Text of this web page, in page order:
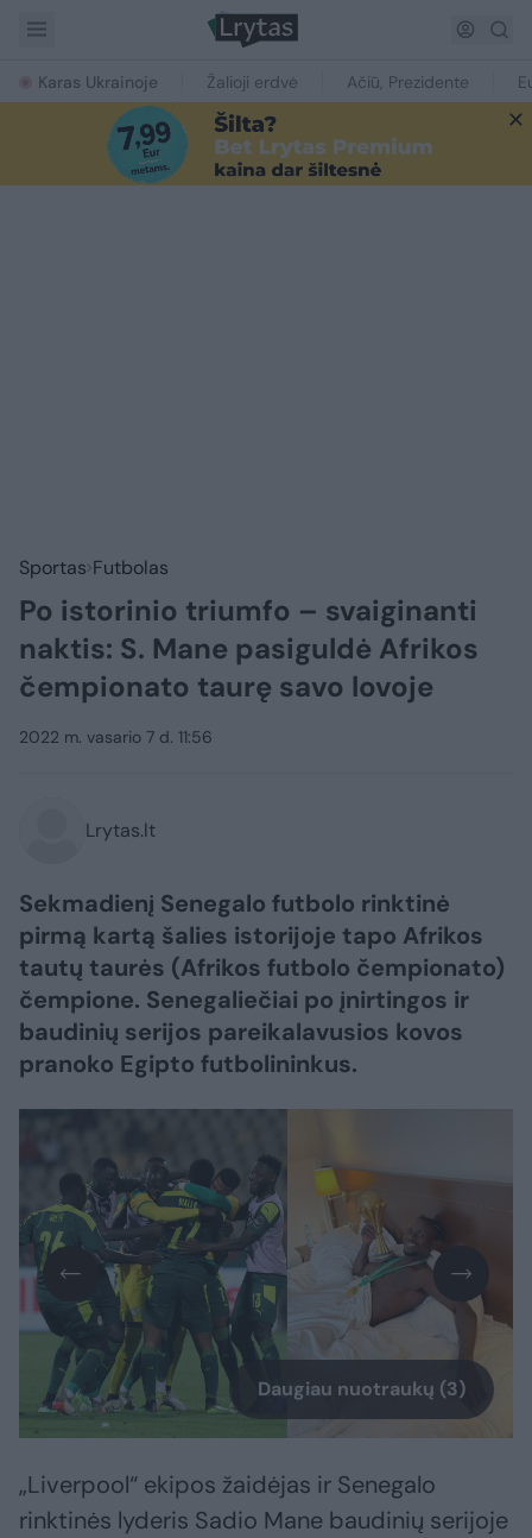
Karas Ukrainoje Žalioji erdvė Ačiū, Prezidente
Sportas Futbolas
Po istorinio triumfo – svaiginanti
naktis: S. Mane pasiguldė Afrikos
čempionato taurę savo lovoje
2022 m. vasario 7 d. 11:56
Lrytas.lt
Sekmadienį Senegalo futbolo rinktinė
pirmą kartą šalies istorijoje tapo Afrikos
tautų taurės (Afrikos futbolo čempionato)
čempione. Senegaliečiai po įnirtingos ir
baudinių serijos pareikalavusios kovos
pranoko Egipto futbolininkus.
Daugiau nuotraukų (3)
„Liverpool“ ekipos žaidėjas ir Senegalo
rinktinės lyderis Sadio Mane baudinių serijoje